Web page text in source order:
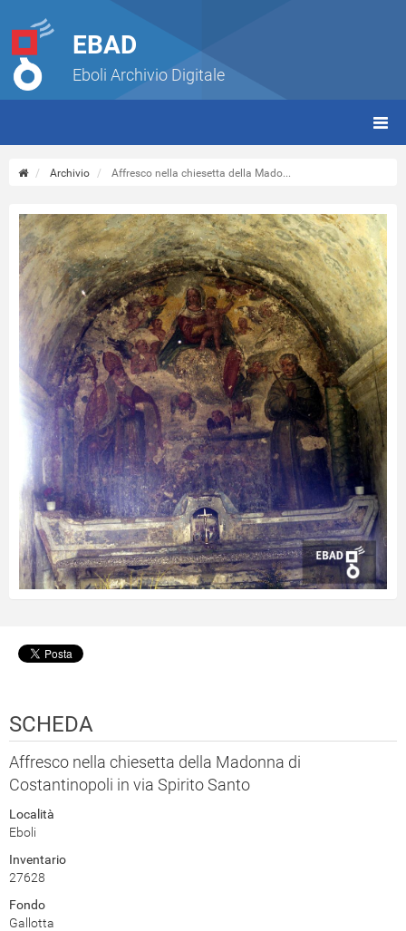
EBAD
Eboli Archivio Digitale
Archivio Affresco nella chiesetta della Mado...
SCHEDA
Affresco nella chiesetta della Madonna di
Costantinopoli in via Spirito Santo
Località
Eboli
Inventario
27628
Fondo
Gallotta